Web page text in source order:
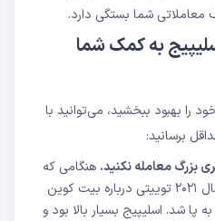
معاملاتی شما بستگی دارد.
به کمک شما
را بهبود ببخشید، می‌توانید با
برسانید:
بزرگ معامله نکنید. هنگامی که
ایلان ماسک در ابتدای سال ۲۰۲۱ توییتی درباره بیت کوین
پا شد. اسلیپیج بسیار بالا بود و